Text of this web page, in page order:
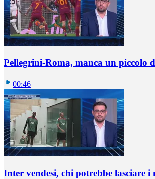
Pellegrini-Roma, manca un piccolo
00:46
Inter vendesi, chi potrebbe lasciare i